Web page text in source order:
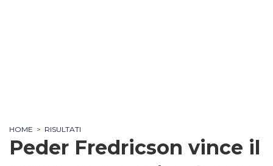
HOME > RISULTATI
Peder Fredricson vince il